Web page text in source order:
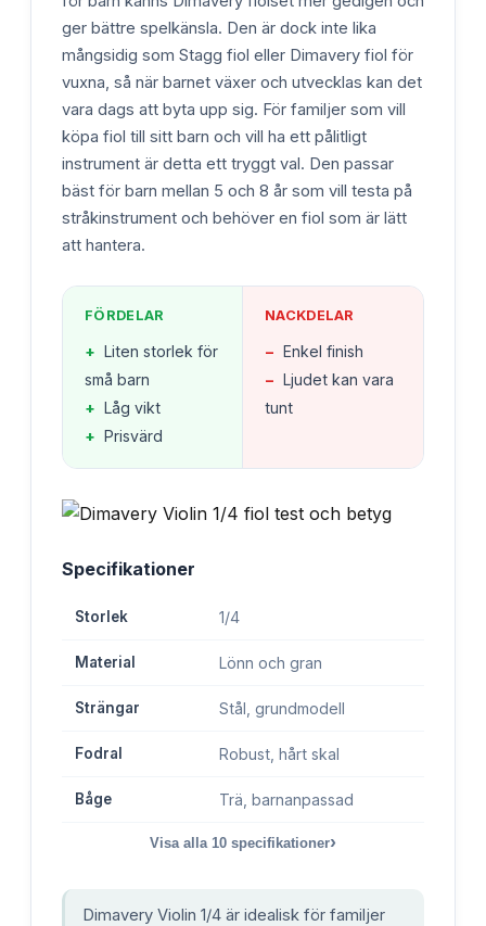
ger bättre spelkänsla. Den är dock inte lika
mångsidig som Stagg fiol eller Dimavery fiol för
vuxna, så när barnet växer och utvecklas kan det
vara dags att byta upp sig. För familjer som vill
köpa fiol till sitt barn och vill ha ett pålitligt
instrument är detta ett tryggt val. Den passar
bäst för barn mellan 5 och 8 år som vill testa på
stråkinstrument och behöver en fiol som är lätt
att hantera.
FÖRDELAR
+ Liten storlek för
små barn
+ Låg vikt
+ Prisvärd
NACKDELAR
− Enkel finish
− Ljudet kan vara
tunt
Specifikationer
Storlek 1/4
Material Lönn och gran
Strängar Stål, grundmodell
Fodral Robust, hårt skal
Båge Trä, barnanpassad
Visa alla 10 specifikationer›
Dimavery Violin 1/4 är idealisk för familjer